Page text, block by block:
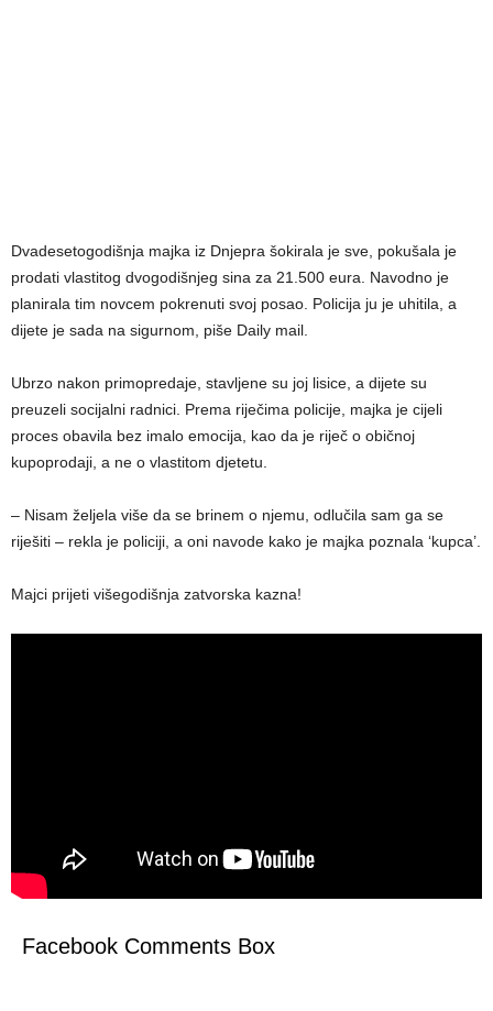
Dvadesetogodišnja majka iz Dnjepra šokirala je sve, pokušala je
prodati vlastitog dvogodišnjeg sina za 21.500 eura. Navodno je
planirala tim novcem pokrenuti svoj posao. Policija ju je uhitila, a
dijete je sada na sigurnom, piše Daily mail.
Ubrzo nakon primopredaje, stavljene su joj lisice, a dijete su
preuzeli socijalni radnici. Prema riječima policije, majka je cijeli
proces obavila bez imalo emocija, kao da je riječ o običnoj
kupoprodaji, a ne o vlastitom djetetu.
– Nisam željela više da se brinem o njemu, odlučila sam ga se
riješiti – rekla je policiji, a oni navode kako je majka poznala ‘kupca’.
Majci prijeti višegodišnja zatvorska kazna!
Facebook Comments Box